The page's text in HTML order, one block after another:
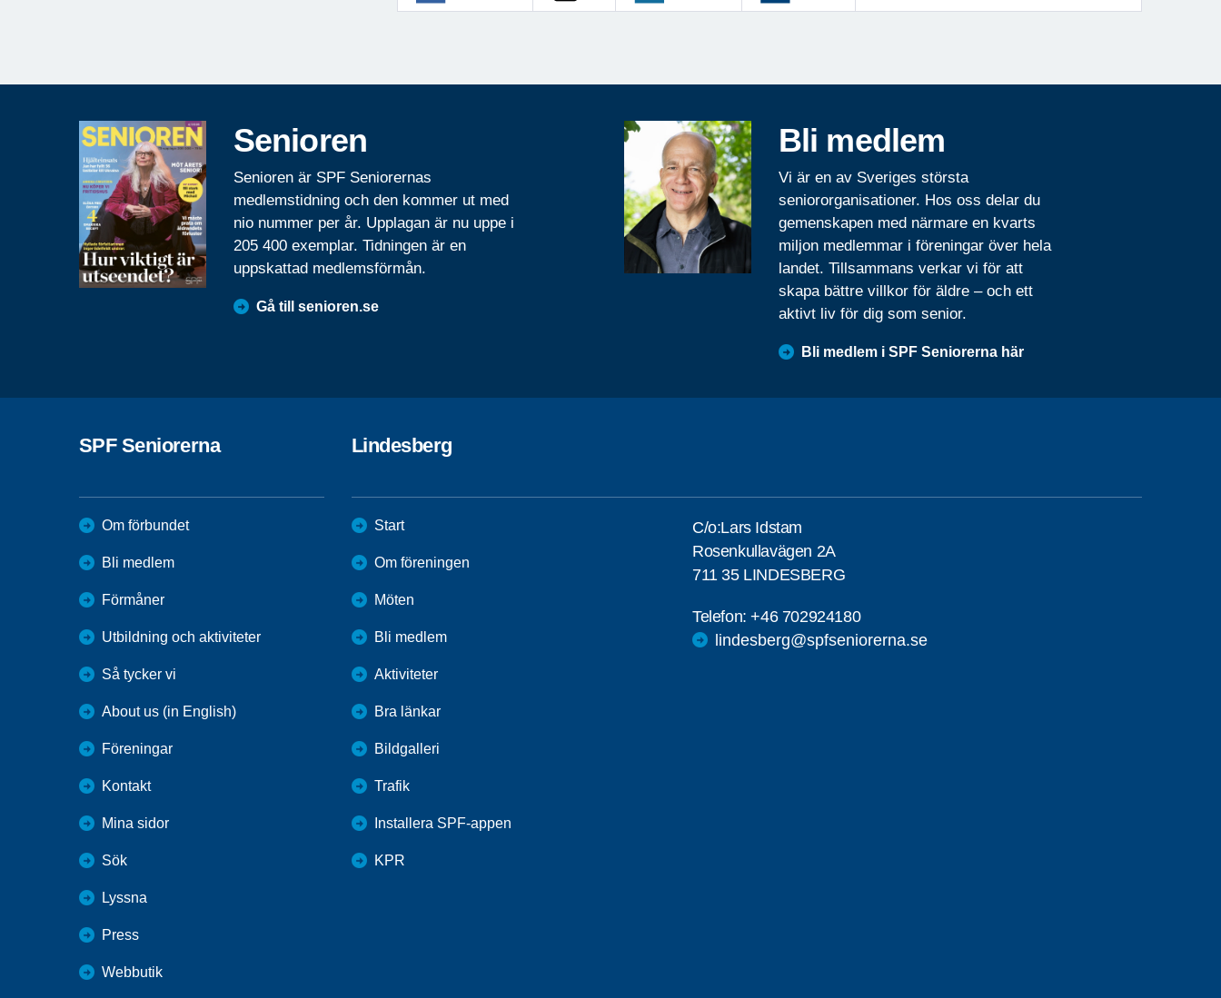
Senioren
Senioren är SPF Seniorernas
medlemstidning och den kommer ut med
nio nummer per år. Upplagan är nu uppe i
205 400 exemplar. Tidningen är en
uppskattad medlemsförmån.
Gå till senioren.se
Bli medlem
Vi är en av Sveriges största
seniororganisationer. Hos oss delar du
gemenskapen med närmare en kvarts
miljon medlemmar i föreningar över hela
landet. Tillsammans verkar vi för att
skapa bättre villkor för äldre – och ett
aktivt liv för dig som senior.
Bli medlem i SPF Seniorerna här
SPF Seniorerna
Om förbundet
Bli medlem
Förmåner
Utbildning och aktiviteter
Så tycker vi
About us (in English)
Föreningar
Kontakt
Mina sidor
Sök
Lyssna
Press
Webbutik
Lindesberg
Start
Om föreningen
Möten
Bli medlem
Aktiviteter
Bra länkar
Bildgalleri
Trafik
Installera SPF-appen
KPR
C/o:Lars Idstam
Rosenkullavägen 2A
711 35 LINDESBERG
Telefon:+46 702924180
lindesberg@spfseniorerna.se